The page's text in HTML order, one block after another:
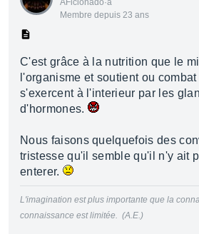
AFicionado·a
Membre depuis 23 ans
C'est grâce à la nutrition que le
l'organisme et soutient ou
s'exercent à l'interieur par les
d'hormones.
Nous faisons quelquefois des
tristesse qu'il semble qu'il n'y ait
enterer.
L'imagination est plus importante que la
connaissance est limitée. (A.E.)